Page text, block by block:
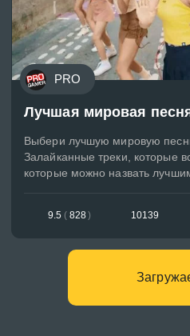
PRO
Лучшая мировая
Выбери лучшую мировую
Залайканные треки, которые
которые можно назвать
9.5 ( 828) 10139